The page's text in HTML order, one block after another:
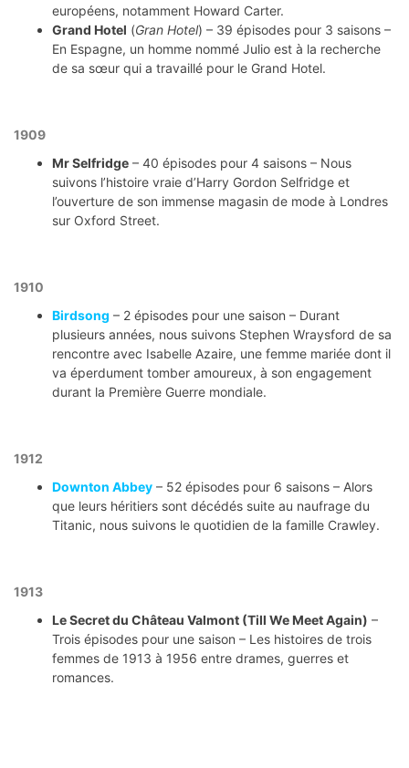
européens, notamment Howard Carter.
Grand Hotel (Gran Hotel) – 39 épisodes pour 3 saisons –
En Espagne, un homme nommé Julio est à la recherche
de sa sœur qui a travaillé pour le Grand Hotel.
1909
Mr Selfridge – 40 épisodes pour 4 saisons – Nous
suivons l’histoire vraie d’Harry Gordon Selfridge et
l’ouverture de son immense magasin de mode à Londres
sur Oxford Street.
1910
Birdsong – 2 épisodes pour une saison – Durant
plusieurs années, nous suivons Stephen Wraysford de sa
rencontre avec Isabelle Azaire, une femme mariée dont il
va éperdument tomber amoureux, à son engagement
durant la Première Guerre mondiale.
1912
Downton Abbey – 52 épisodes pour 6 saisons – Alors
que leurs héritiers sont décédés suite au naufrage du
Titanic, nous suivons le quotidien de la famille Crawley.
1913
Le Secret du Château Valmont (Till We Meet Again) –
Trois épisodes pour une saison – Les histoires de trois
femmes de 1913 à 1956 entre drames, guerres et
romances.